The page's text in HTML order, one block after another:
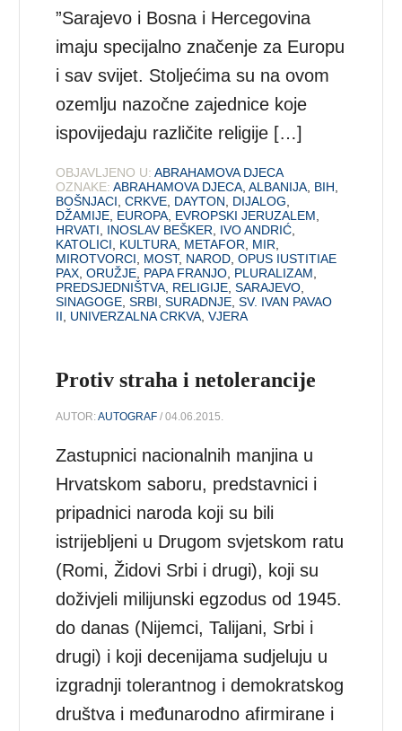
”Sarajevo i Bosna i Hercegovina
imaju specijalno značenje za Europu
i sav svijet. Stoljećima su na ovom
ozemlju nazočne zajednice koje
ispovijedaju različite religije […]
OBJAVLJENO U: ABRAHAMOVA DJECA
OZNAKE: ABRAHAMOVA DJECA ,ALBANIJA BIH
BOŠNJACI ,CRKVE DAYTON DIJALOG
DŽAMIJE EUROPA EVROPSKI JERUZALEM
HRVATI
INOSLAV BEŠKER IVO ANDRIĆ
KATOLICI
KULTURA METAFOR MIR
MIROTVORCI
MOST, NAROD ,OPUS IUSTITIAE
PAX ,ORUŽJE PAPA FRANJO PLURALIZAM
PREDSJEDNIŠTVA RELIGIJE ,SARAJEVO
SINAGOGE ,SRBI ,SURADNJE ,SV. IVAN PAVAO
II
UNIVERZALNA CRKVA ,VJERA
Protiv straha i netolerancije
AUTOR:AUTOGRAF / 04.06.2015.
Zastupnici nacionalnih manjina u
Hrvatskom saboru, predstavnici i
pripadnici naroda koji su bili
istrijebljeni u Drugom svjetskom ratu
(Romi, Židovi Srbi i drugi), koji su
doživjeli milijunski egzodus od 1945.
do danas (Nijemci, Talijani, Srbi i
drugi) i koji decenijama sudjeluju u
izgradnji tolerantnog i demokratskog
društva i međunarodno afirmirane i